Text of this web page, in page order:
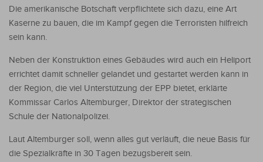
Die amerikanische Botschaft verpflichtete sich dazu, eine Art
Kaserne zu bauen, die im Kampf gegen die Terroristen hilfreich
sein kann.
Neben der Konstruktion eines Gebäudes wird auch ein Heliport
errichtet damit schneller gelandet und gestartet werden kann in
der Region, die viel Unterstützung der EPP bietet, erklärte
Kommissar Carlos Altemburger, Direktor der strategischen
Schule der Nationalpolizei.
Laut Altemburger soll, wenn alles gut verläuft, die neue Basis für
die Spezialkräfte in 30 Tagen bezugsbereit sein.